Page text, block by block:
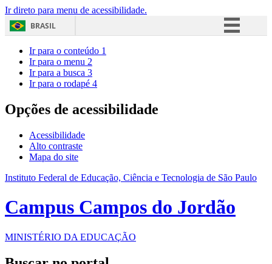
Ir direto para menu de acessibilidade.
BRASIL
Acesso à informação
Ir para o conteúdo 1
Ir para o menu 2
Ir para a busca 3
Ir para o rodapé 4
Opções de acessibilidade
Acessibilidade
Alto contraste
Mapa do site
Instituto Federal de Educação, Ciência e Tecnologia de São Paulo
Campus Campos do Jordão
MINISTÉRIO DA EDUCAÇÃO